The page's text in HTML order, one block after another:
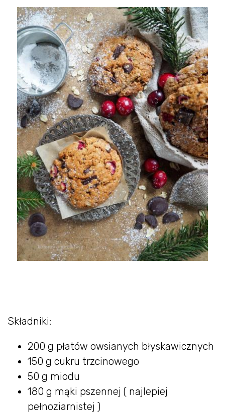
Składniki:
200 g płatów owsianych błyskawicznych
150 g cukru trzcinowego
50 g miodu
180 g mąki pszennej ( najlepiej
pełnoziarnistej )